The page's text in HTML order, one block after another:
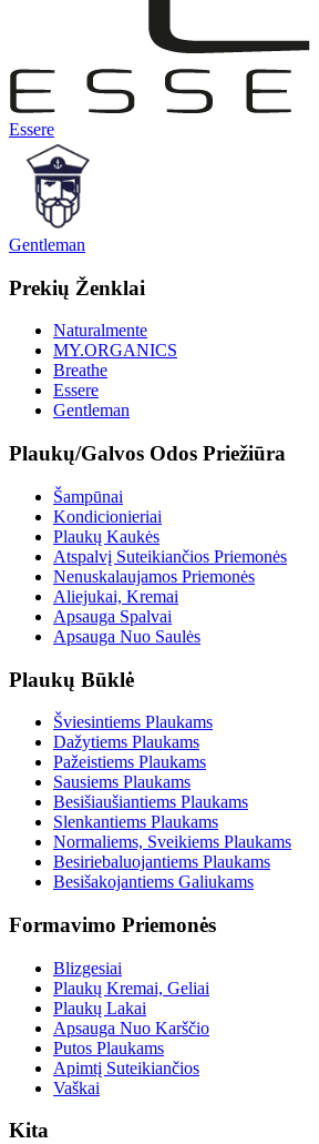
Essere
Gentleman
Prekių Ženklai
Naturalmente
MY.ORGANICS
Breathe
Essere
Gentleman
Plaukų/Galvos Odos Priežiūra
Šampūnai
Kondicionieriai
Plaukų Kaukės
Atspalvį Suteikiančios Priemonės
Nenuskalaujamos Priemonės
Aliejukai, Kremai
Apsauga Spalvai
Apsauga Nuo Saulės
Plaukų Būklė
Šviesintiems Plaukams
Dažytiems Plaukams
Pažeistiems Plaukams
Sausiems Plaukams
Besišiaušiantiems Plaukams
Slenkantiems Plaukams
Normaliems, Sveikiems Plaukams
Besiriebaluojantiems Plaukams
Besišakojantiems Galiukams
Formavimo Priemonės
Blizgesiai
Plaukų Kremai, Geliai
Plaukų Lakai
Apsauga Nuo Karščio
Putos Plaukams
Apimtį Suteikiančios
Vaškai
Kita